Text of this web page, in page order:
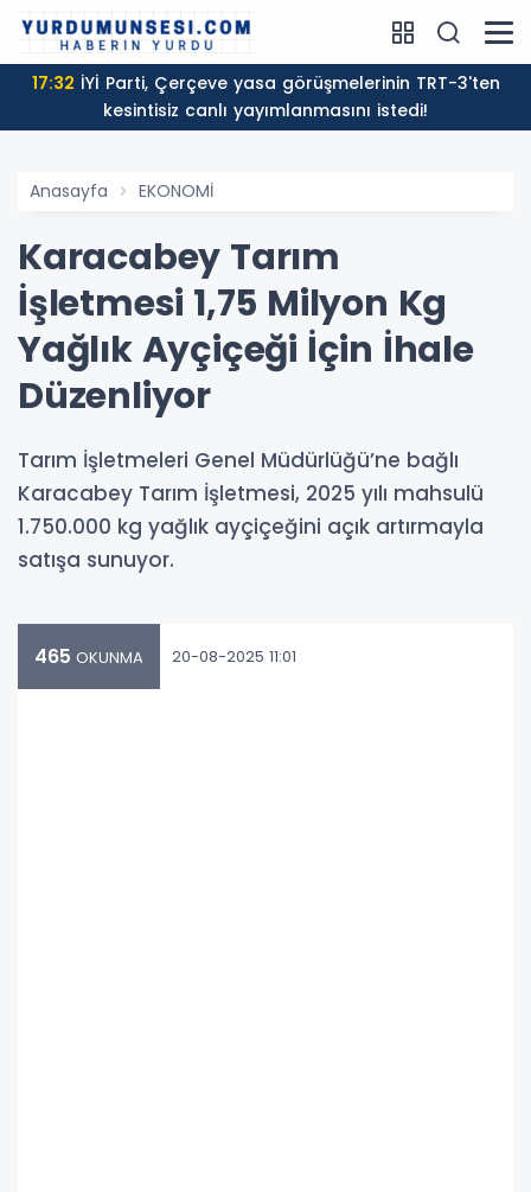
17:32
kesintisiz canlı yayımlanmasını istedi!
Anasayfa EKONOMİ
Karacabey Tarım
İşletmesi 1,75 Milyon Kg
Yağlık Ayçiçeği İçin İhale
Düzenliyor
Tarım İşletmeleri Genel Müdürlüğü’ne bağlı
Karacabey Tarım İşletmesi, 2025 yılı mahsulü
1.750.000 kg yağlık ayçiçeğini açık artırmayla
satışa sunuyor.
465 OKUNMA 20-08-2025 11:01